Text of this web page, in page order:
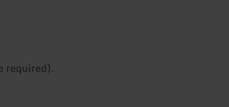
required).